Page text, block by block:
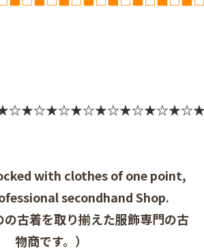
with clothes of one point,
secondhand Shop.
古着を取り揃えた服飾専門の古
物商です。）